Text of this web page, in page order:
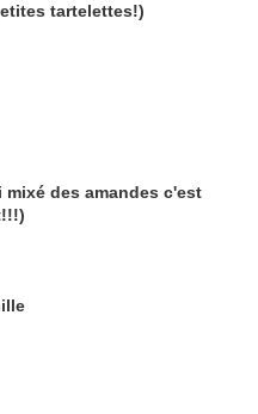
tartelettes!)
des amandes c'est